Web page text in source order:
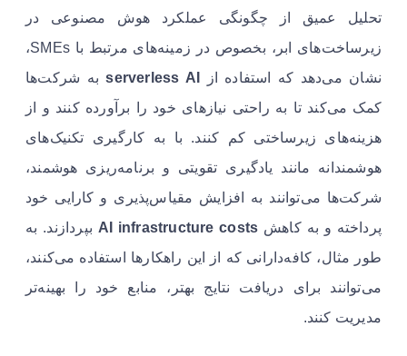
تحلیل عمیق از چگونگی عملکرد هوش مصنوعی در
زیرساخت‌های ابر، بخصوص در زمینه‌های مرتبط با SMEs،
نشان می‌دهد که استفاده از
serverless AIبه شرکت‌ها
کمک می‌کند تا به راحتی نیازهای خود را برآورده کنند و از
هزینه‌های زیرساختی کم کنند. با به کارگیری تکنیک‌های
هوشمندانه مانند یادگیری تقویتی و برنامه‌ریزی هوشمند،
شرکت‌ها می‌توانند به افزایش مقیاس‌پذیری و کارایی خود
پرداخته و به کاهش AI infrastructure costs بپردازند. به
طور مثال، کافه‌دارانی که از این راهکارها استفاده می‌کنند،
می‌توانند برای دریافت نتایج بهتر، منابع خود را بهینه‌تر
مدیریت کنند.